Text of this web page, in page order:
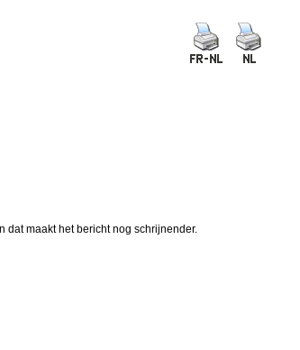
dat maakt het bericht nog schrijnender.